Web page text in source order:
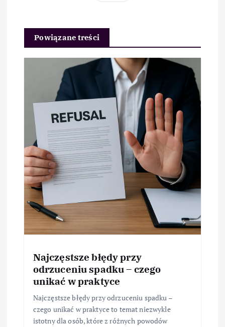
Powiązane treści
Najczęstsze błędy przy
odrzuceniu spadku – czego
unikać w praktyce
Najczęstsze błędy przy odrzuceniu spadku –
czego unikać w praktyce to temat niezwykle
istotny dla osób, które z różnych powodów